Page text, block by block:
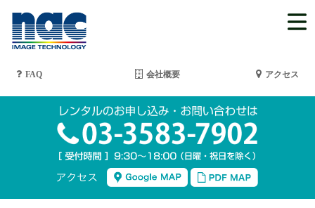
FAQ 会社概要 アクセス